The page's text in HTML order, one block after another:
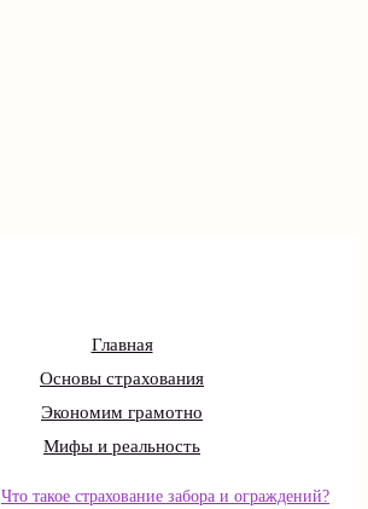
Главная
Основы страхования
Экономим грамотно
Мифы и реальность
Что такое страхование забора и ограждений?